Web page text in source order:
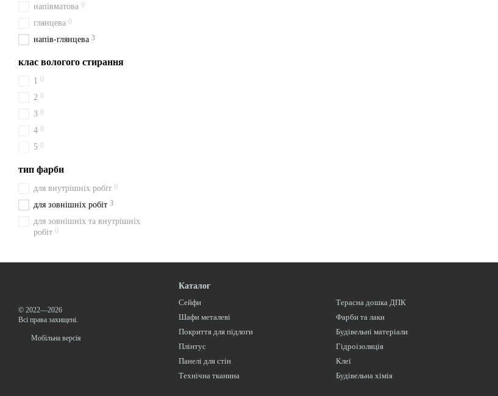
напівматова 0
глянцева 0
напів-глянцева 3
клас вологого стирання
1 0
2 0
3 0
4 0
5 0
тип фарби
для внутрішніх робіт 0
для зовнішніх робіт 3
для зовнішніх та внутрішніх
робіт 0
© 2022—2026
Всі права захищені.
Мобільна версія
Каталог
Сейфи
Шафи металеві
Покриття для підлоги
Плінтус
Панелі для стін
Технічна тканина
Терасна дошка ДПК
Фарби та лаки
Будівельні матеріали
Гідроізоляція
Клеї
Будівельна хімія